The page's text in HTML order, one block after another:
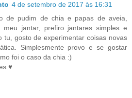
4 de setembro de 2017 às 16:31
de pudim de chia e papas de aveia,
jantar, prefiro jantares simples e
tu, gosto de experimentar coisas novas
Simplesmente provo e se gostar
foi o caso da chia :)
♥